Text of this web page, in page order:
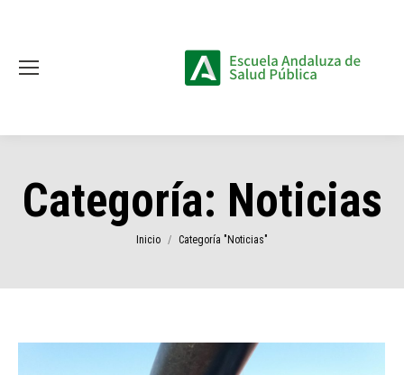
Categoría: Noticias
Estás aquí:
Inicio Categoría "Noticias"